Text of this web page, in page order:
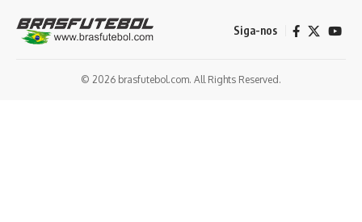
Siga-nos
© 2026 brasfutebol.com. All Rights Reserved.